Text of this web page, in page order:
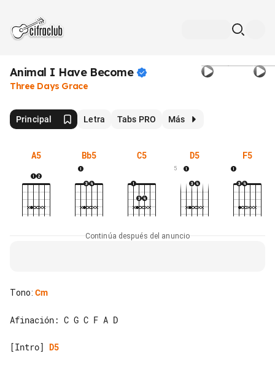
Animal I Have Become
Three Days Grace
Principal Letra Tabs PRO Más
A5 Bb5 C5 D5
5
F5
Continúa después del anuncio
Tono: Cm
Afinación: C G C F A D
[Intro] D5